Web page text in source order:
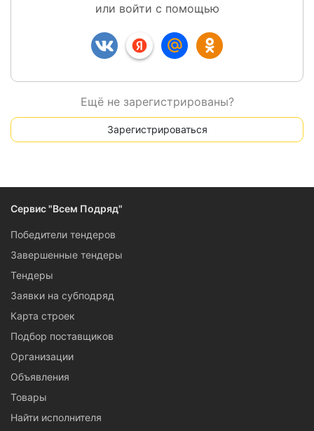
или войти с помощью
Ещё не зарегистрированы?
Зарегистрироваться
Сервис "Всем Подряд"
Победители тендеров
Завершенные тендеры
Тендеры
Заявки на субподряд
Карта строек
Подбор поставщиков
Организации
Объявления
Товары
Найти исполнителя